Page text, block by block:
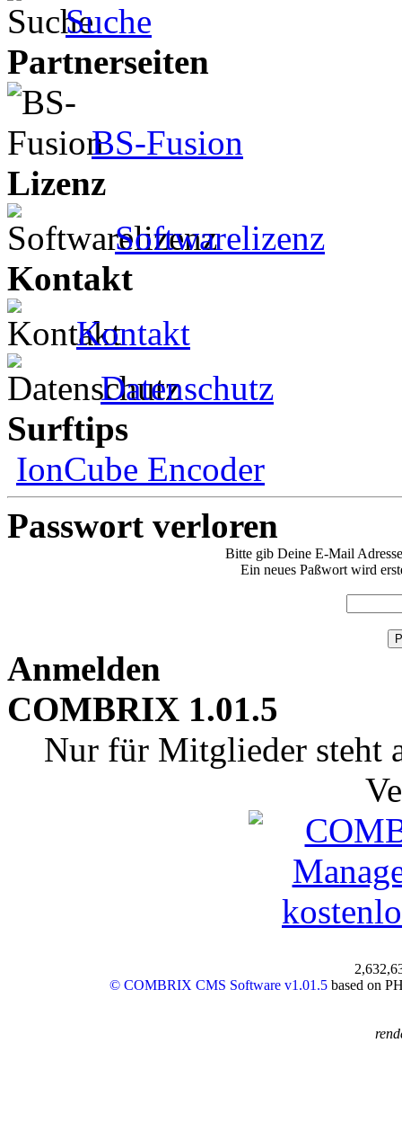
Suche
Partnerseiten
BS-Fusion
Lizenz
Softwarelizenz
Kontakt
Kontakt
Datenschutz
Surftips
IonCube Encoder
Passwort verloren
Bitte gib Deine E-Mail
Ein neues Paßwort wird
Anmelden
COMBRIX 1.01.5
Nur für Mitglieder steht
© COMBRIX CMS Software v1.01.5based on